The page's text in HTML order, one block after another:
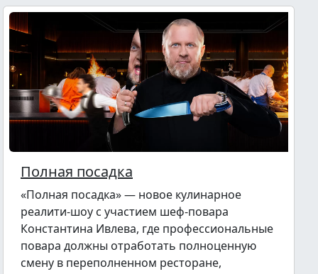
Полная посадка
«Полная посадка» — новое кулинарное
реалити-шоу с участием шеф-повара
Константина Ивлева, где профессиональные
повара должны отработать полноценную
смену в переполненном ресторане,